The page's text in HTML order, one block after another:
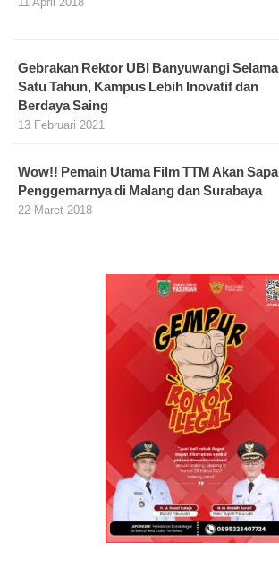
Gebrakan Rektor UBI Banyuwangi Selama
Satu Tahun, Kampus Lebih Inovatif dan
Berdaya Saing
13 Februari 2021
Wow!! Pemain Utama Film TTM Akan Sapa
Penggemarnya di Malang dan Surabaya
22 Maret 2018